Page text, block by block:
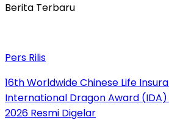
Berita Terbaru
Pers Rilis
16th Worldwide Chinese Life
International Dragon Award
2026 Resmi Digelar